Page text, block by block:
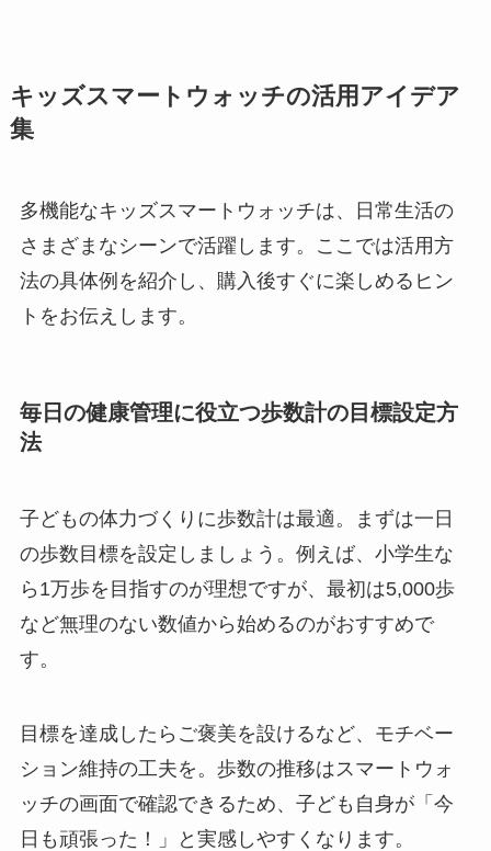
キッズスマートウォッチの活用アイデア
集
多機能なキッズスマートウォッチは、日常生活の
さまざまなシーンで活躍します。ここでは活用方
法の具体例を紹介し、購入後すぐに楽しめるヒン
トをお伝えします。
毎日の健康管理に役立つ歩数計の目標設定方
法
子どもの体力づくりに歩数計は最適。まずは一日
の歩数目標を設定しましょう。例えば、小学生な
ら1万歩を目指すのが理想ですが、最初は5,000歩
など無理のない数値から始めるのがおすすめで
す。
目標を達成したらご褒美を設けるなど、モチベー
ション維持の工夫を。歩数の推移はスマートウォ
ッチの画面で確認できるため、子ども自身が「今
日も頑張った！」と実感しやすくなります。